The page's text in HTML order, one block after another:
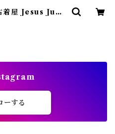
着屋 Jesus Juda
ーする